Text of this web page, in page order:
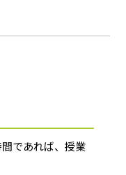
であれば、授業